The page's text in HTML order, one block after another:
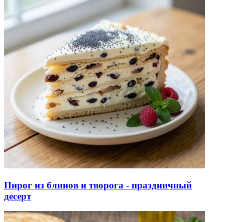
Пирог из блинов и творога - праздничный
десерт